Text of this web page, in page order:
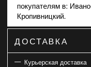
покупателям в:
Кропивницкий.
ДОСТАВКА
Курьерская доставка